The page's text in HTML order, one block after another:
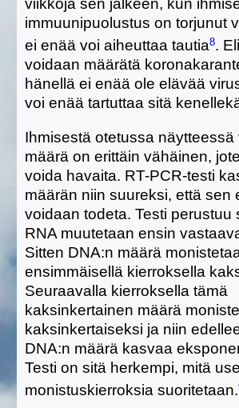
viikkoja sen jälkeen, kun
immuunipuolustus on torjunut
ei enää voi aiheuttaa tautia8.
voidaan määrätä
häne llä ei enää ole elävää viru
voi enää tartuttaa sitä
Ihmisestä otetussa näytteessä
määräon erittäin vähäinen,
voida havaita. RT-PCR-testi
määrän niin suureksi, että sen
voidaan todeta. Testi perustuu
RNA muutetaan ensin
Sitten DNA:n määrä
ensimmäisellä kierroksella
Seuraavalla kierroksella tämä
kaksinkertainen määrä
kaksinkertaiseksi ja niin
DNA:n määrä kasvaa ekspon
Testi on sitä herkempi, mitä
monistuskierroksia suoritetaan.